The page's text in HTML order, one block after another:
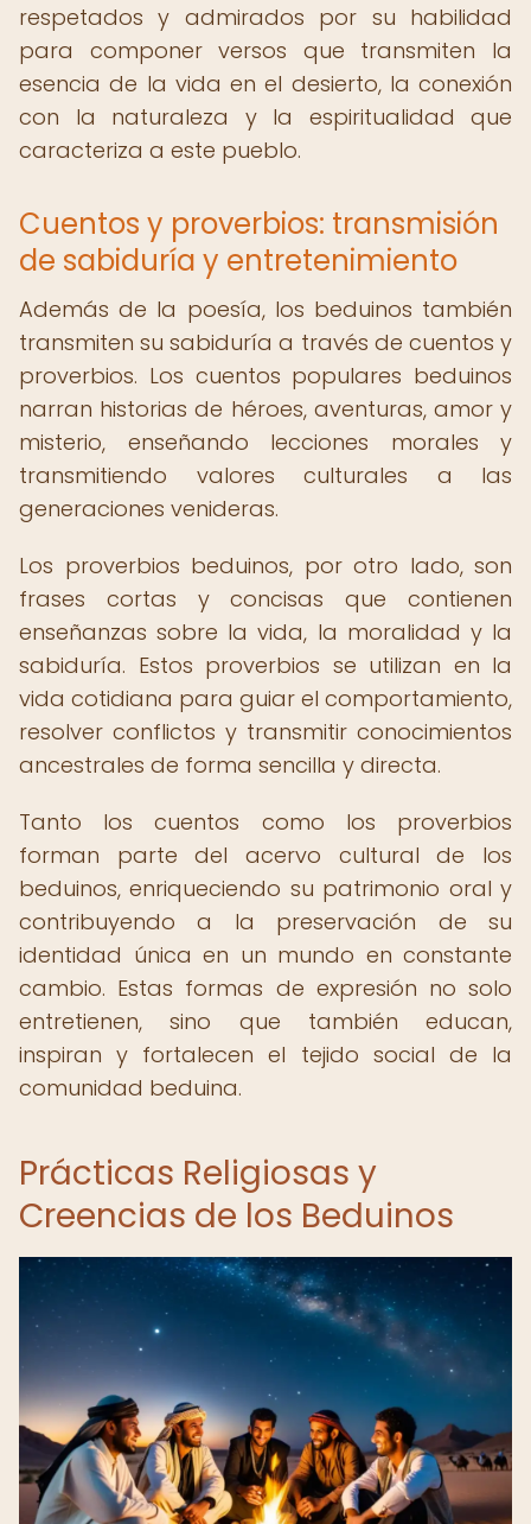
respetados y admirados por su habilidad
para componer versos que transmiten la
esencia de la vida en el desierto, la conexión
con la naturaleza y la espiritualidad que
caracteriza a este pueblo.
Cuentos y proverbios: transmisión
de sabiduría y entretenimiento
Además de la poesía, los beduinos también
transmiten su sabiduría a través de cuentos y
proverbios. Los cuentos populares beduinos
narran historias de héroes, aventuras, amor y
misterio, enseñando lecciones morales y
transmitiendo valores culturales a las
generaciones venideras.
Los proverbios beduinos, por otro lado, son
frases cortas y concisas que contienen
enseñanzas sobre la vida, la moralidad y la
sabiduría. Estos proverbios se utilizan en la
vida cotidiana para guiar el comportamiento,
resolver conflictos y transmitir conocimientos
ancestrales de forma sencilla y directa.
Tanto los cuentos como los proverbios
forman parte del acervo cultural de los
beduinos, enriqueciendo su patrimonio oral y
contribuyendo a la preservación de su
identidad única en un mundo en constante
cambio. Estas formas de expresión no solo
entretienen, sino que también educan,
inspiran y fortalecen el tejido social de la
comunidad beduina.
Prácticas Religiosas y
Creencias de los Beduinos